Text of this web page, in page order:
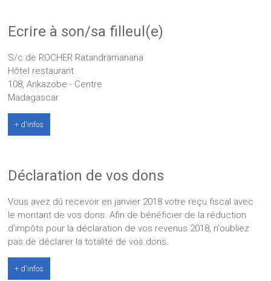
Ecrire à son/sa filleul(e)
S/c de ROCHER Ratandramanana
Hôtel restaurant
108, Ankazobe - Centre
Madagascar
+ d'infos
Déclaration de vos dons
Vous avez dû recevoir en janvier 2018 votre reçu fiscal avec
le montant de vos dons. Afin de bénéficier de la réduction
d’impôts pour la déclaration de vos revenus 2018, n'oubliez
pas de déclarer la totalité de vos dons.
+ d'infos